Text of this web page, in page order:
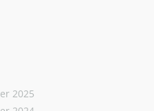
2025